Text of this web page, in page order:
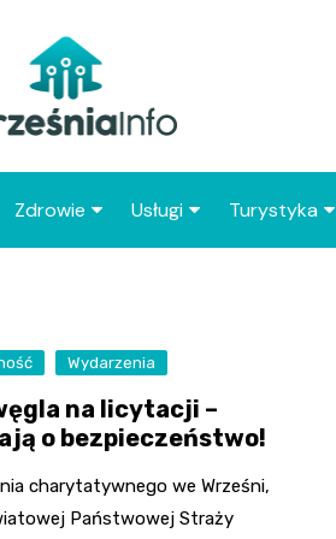
Zdrowie
Placówki POZ
Usługi Turystyka
Atrakcje
Zabytki
powiatu
Wydarzenia
na licytacji –
o bezpieczeństwo!
charytatywnego we Wrześni,
Państwowej Straży